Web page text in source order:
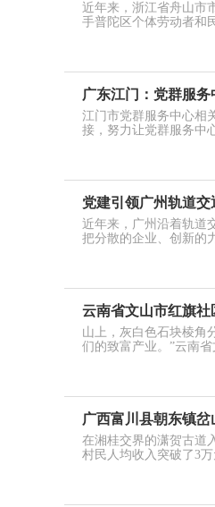
近年来，浙江省舟山市
手普陀区个体劳动者和
广东江门：党群服
江门市党群服务中心相
接，努力让党群服务中
党建引领广州轨道
近年来，广州沿着轨道
把分散的企业、创新的
云南省文山市红旗
山上，灰白色石块棱角
们的致富产业。”云南
广西富川县朝东镇
在湘桂交界的潇贺古道
村民人均收入突破了3